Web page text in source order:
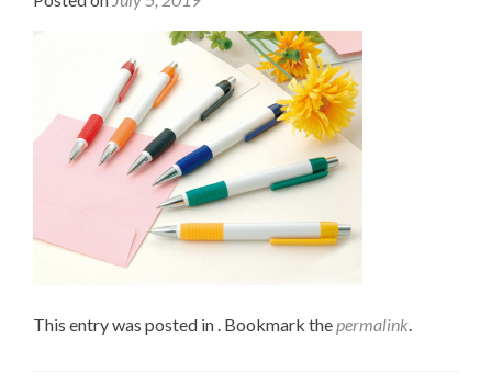
This entry was posted in . Bookmark thepermalink.